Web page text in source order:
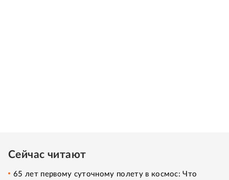
Сейчас читают
65 лет первому суточному полету в космос: Что